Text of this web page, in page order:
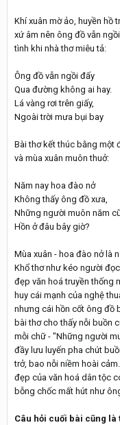
Khí xuân mờ ảo, huyền hồ
xứ âm nên ông đồ vẫn
tình khi nhà thơ miêu tả:
Ông đồ vẫn ngồi đấy
Qua đường không ai hay.
Lá vàng rơi trên giấy,
Ngoài trời mưa bụi bay
Bài thơ kết thúc bằng một
và mùa xuân muôn thuở:
Năm nay hoa đào nở
Không thấy ông đồ xưa,
Những người muôn năm
Hồn ở đâu bây giờ?
Mùa xuân - hoa đào nở là
Khổ thơ như kéo người
đẹp văn hoá truyền thống
huy cái mạnh của nghệ
nhưng cái hồn cốt ông đồ
bài thơ cho thấy nỗi buồn
mỗi chữ - "Những người
đầy lưu luyến pha chút
trở, bao nỗi niềm hoài
đẹp của văn hoá dân tộc
bỗng chốc mất hút như
Câu hỏi cuối bài cũng